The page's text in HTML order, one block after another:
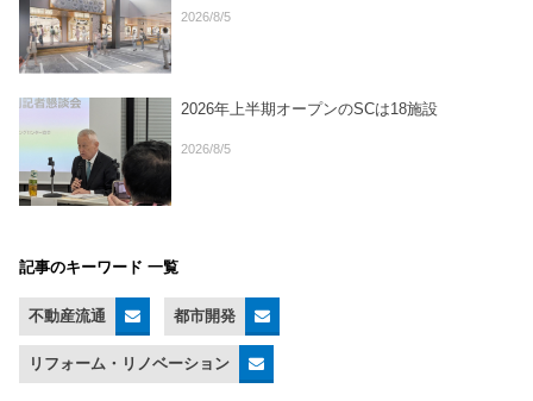
2026/8/5
2026年上半期オープンのSCは18施設
2026/8/5
記事のキーワード 一覧
不動産流通 都市開発
リフォーム・リノベーション